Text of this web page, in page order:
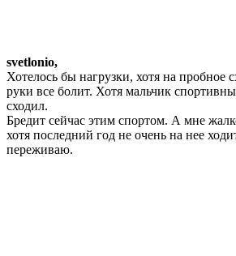
svetlonio,
Хотелось бы нагрузки, хотя на пробное
руки все болит. Хотя мальчик
сходил.
Бредит сейчас этим спортом. А мне
хотя последний год не очень на нее
переживаю.